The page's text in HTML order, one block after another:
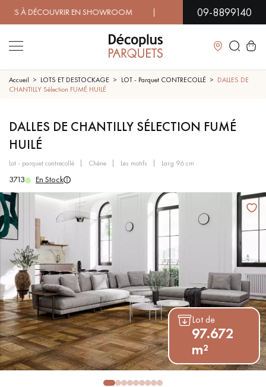
EN SHOWROOM | DISPONIBILITÉ09-8899140
Fermer
SOL PLAQUÉ BOIS VERITABLES
TRADITIONNELS
PARQUET EN BOIS EXOTIQUE PARQUET VERNIS
PARQUET HUILÉ PARQUET EN BOIS BRUT
PARQUET VIEILLI PARQUET EN CHÊNE FUMÉ
PARQUET LAMES LARGES XXL PARQUET EN CHÊNE
ACCESSOIRES PARQUET
D'INTÉRIEUR
Accueil LOTS ET DESTOCKAGE LOT - Parquet CONTRECOLLÉ
DALLES DE
CHANTILLY Sélection FUMÉ HUILÉ
DALLES DE CHANTILLY SÉLECTION FUMÉ
HUILÉ
lot - parquet contrecollé chêne les motifs larg 96 cm
3713 En Stock
Lot de
97.672
m²